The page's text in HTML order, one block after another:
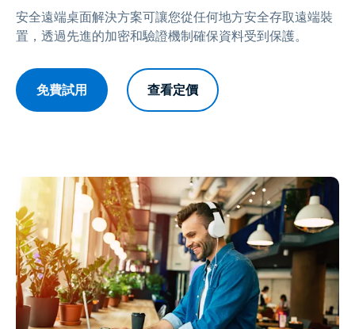
安全遠端桌面解決方案可讓您從任何地方安全存取遠端裝
置，透過先進的加密和驗證機制確保資料受到保護。
免費試用 查看定價